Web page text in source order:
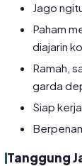
Jago
Paham
diajarin
Ramah,
garda
Siap
Tanggung